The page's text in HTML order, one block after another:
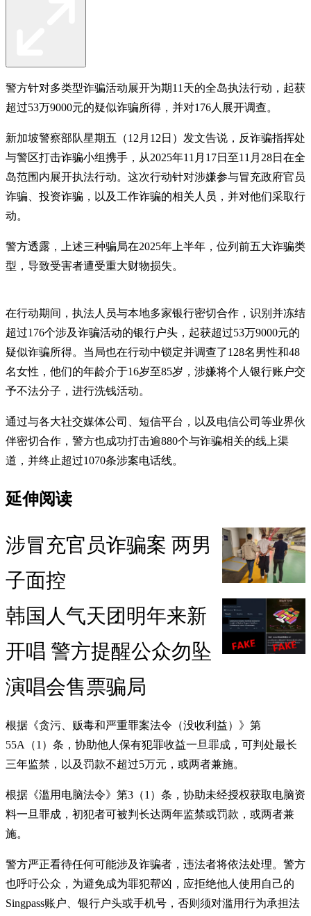
警方针对多类型诈骗活动展开为期11天的全岛执法行动，起获
超过53万9000元的疑似诈骗所得，并对176人展开调查。
新加坡警察部队星期五（12月12日）发文告说，反诈骗指挥处
与警区打击诈骗小组携手，从2025年11月17日至11月28日在全
岛范围内展开执法行动。这次行动针对涉嫌参与冒充政府官员
诈骗、投资诈骗，以及工作诈骗的相关人员，并对他们采取行
动。
警方透露，上述三种骗局在2025年上半年，位列前五大诈骗类
型，导致受害者遭受重大财物损失。
在行动期间，执法人员与本地多家银行密切合作，识别并冻结
超过176个涉及诈骗活动的银行户头，起获超过53万9000元的
疑似诈骗所得。当局也在行动中锁定并调查了128名男性和48
名女性，他们的年龄介于16岁至85岁，涉嫌将个人银行账户交
予不法分子，进行洗钱活动。
通过与各大社交媒体公司、短信平台，以及电信公司等业界伙
伴密切合作，警方也成功打击逾880个与诈骗相关的线上渠
道，并终止超过1070条涉案电话线。
延伸阅读
涉冒充官员诈骗案 两男
子面控
韩国人气天团明年来新
开唱 警方提醒公众勿坠
演唱会售票骗局
根据《贪污、贩毒和严重罪案法令（没收利益）》第
55A（1）条，协助他人保有犯罪收益一旦罪成，可判处最长
三年监禁，以及罚款不超过5万元，或两者兼施。
根据《滥用电脑法令》第3（1）条，协助未经授权获取电脑资
料一旦罪成，初犯者可被判长达两年监禁或罚款，或两者兼
施。
警方严正看待任何可能涉及诈骗者，违法者将依法处理。警方
也呼吁公众，为避免成为罪犯帮凶，应拒绝他人使用自己的
Singpass账户、银行户头或手机号，否则须对滥用行为承担法